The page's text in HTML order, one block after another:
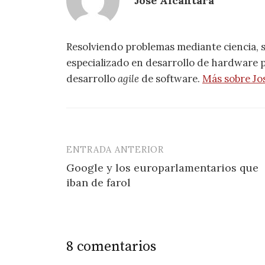
Resolviendo problemas mediante
especializado en desarrollo de hardware
desarrolloagile de software. Más sobre
Navegación
de
ENTRADA ANTERIOR
Google y los europarlamentarios que
iban de farol
8 comentarios